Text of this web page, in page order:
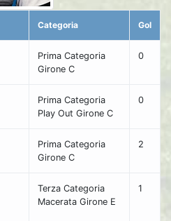
Categoria Gol
Prima Categoria
Girone C
0
Prima Categoria
Play Out Girone C
0
Prima Categoria
Girone C
2
Terza Categoria
Macerata Girone E
1